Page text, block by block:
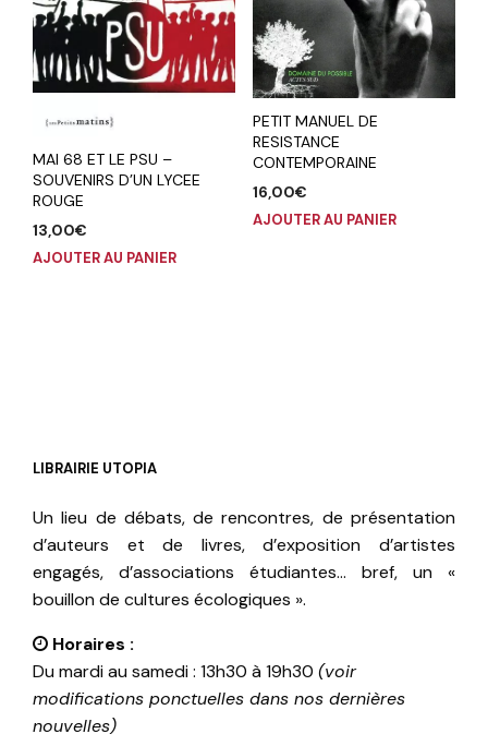
MAI 68 ET LE PSU –
SOUVENIRS D’UN LYCEE
ROUGE
13,00€
AJOUTER AU PANIER
PETIT MANUEL DE
RESISTANCE
CONTEMPORAINE
16,00€
AJOUTER AU PANIER
LIBRAIRIE UTOPIA
Un lieu de débats, de rencontres, de présentation
d’auteurs et de livres, d’exposition d’artistes
engagés, d’associations étudiantes… bref, un «
bouillon de cultures écologiques ».
Horaires :
Du mardi au samedi : 13h30 à 19h30 (voir
modifications ponctuelles dans nos dernières
nouvelles)